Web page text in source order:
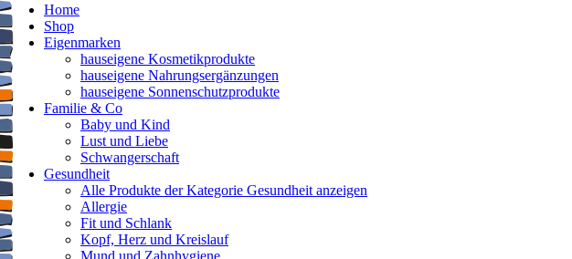
Home
Shop
Eigenmarken
hauseigene Kosmetikprodukte
hauseigene Nahrungsergänzungen
hauseigene Sonnenschutzprodukte
Familie & Co
Baby und Kind
Lust und Liebe
Schwangerschaft
Gesundheit
Alle Produkte der Kategorie Gesundheit anzeigen
Allergie
Fit und Schlank
Kopf, Herz und Kreislauf
Mund und Zahnhygiene